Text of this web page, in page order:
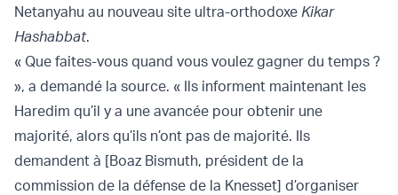
Netanyahu au nouveau site ultra-orthodoxe Kikar
Hashabbat.
« Que faites-vous quand vous voulez gagner du temps ?
», a demandé la source. « Ils informent maintenant les
Haredim qu’il y a une avancée pour obtenir une
majorité, alors qu’ils n’ont pas de majorité. Ils
demandent à [Boaz Bismuth, président de la
commission de la défense de la Knesset] d’organiser